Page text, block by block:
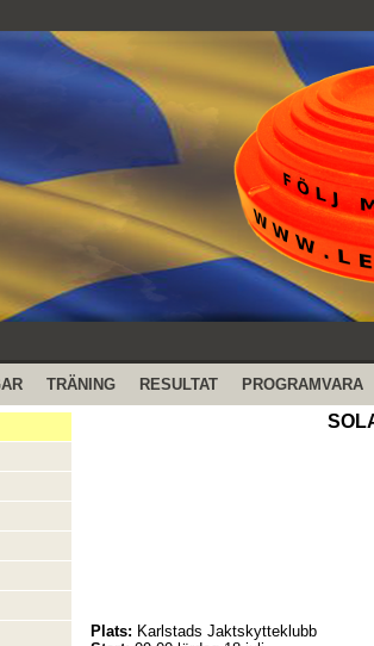
TRÄNING RESULTAT PROGRAMVARA
Plats: Karlstads Jaktskytteklubb